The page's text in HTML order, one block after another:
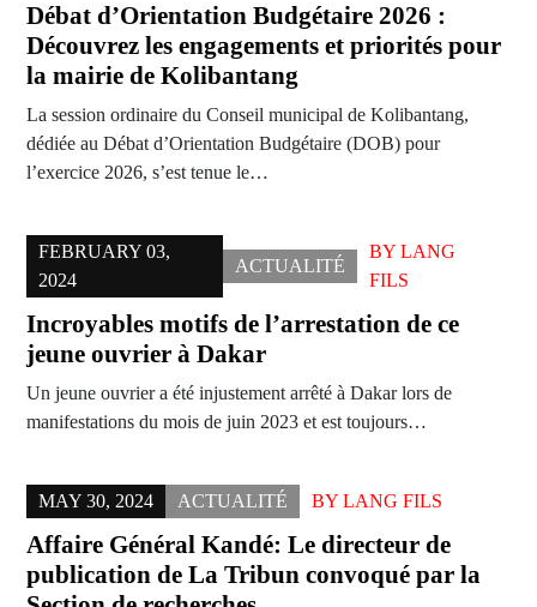
Débat d’Orientation Budgétaire 2026 :
Découvrez les engagements et priorités pour
la mairie de Kolibantang
La session ordinaire du Conseil municipal de Kolibantang,
dédiée au Débat d’Orientation Budgétaire (DOB) pour
l’exercice 2026, s’est tenue le…
FEBRUARY 03,
2024
ACTUALITÉ
BYLANG
FILS
Incroyables motifs de l’arrestation de ce
jeune ouvrier à Dakar
Un jeune ouvrier a été injustement arrêté à Dakar lors de
manifestations du mois de juin 2023 et est toujours…
MAY 30, 2024 ACTUALITÉ BY LANG FILS
Affaire Général Kandé: Le directeur de
publication de La Tribun convoqué par la